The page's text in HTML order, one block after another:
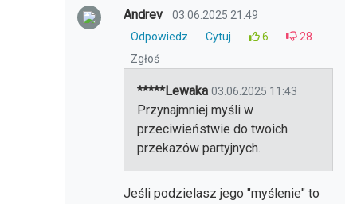
Andrev
03.06.2025 21:49
Odpowiedz
Cytuj 6
28
Zgłoś
*****Lewaka 03.06.2025 11:43
Przynajmniej myśli w
przeciwieństwie do twoich
przekazów partyjnych.
Jeśli podzielasz jego "myślenie" to